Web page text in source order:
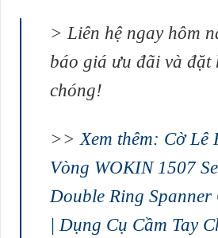
> Liên hệ ngay hôm
báo giá ưu đãi và đặt
chóng!
>> Xem thêm: Cờ
Vòng WOKIN 1507
Double Ring
| Dụng Cụ Cầm Tay